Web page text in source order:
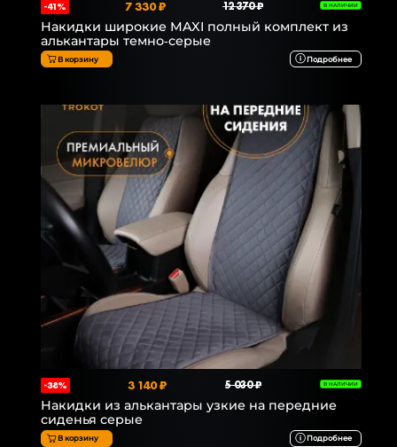
-41% 7 330 ₽ 12 370 ₽ В НАЛИЧИИ
Накидки широкие MAXI полный комплект из
алькантары темно-серые
В корзину Подробнее
-38% 3 140 ₽ 5 030 ₽ В НАЛИЧИИ
Накидки из алькантары узкие на передние
сиденья серые
В корзину Подробнее